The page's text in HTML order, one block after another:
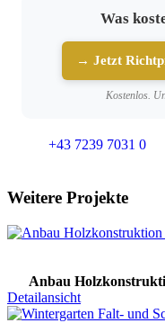
Was
→ Jetzt
Kostenlos.
+43 7239 7031 0
Weitere Projekte
Anbau
Detailansicht